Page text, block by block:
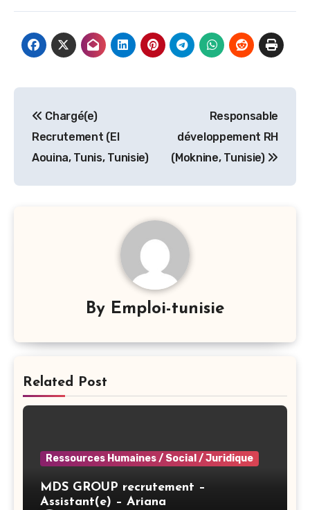
de
l’article
Chargé(e)
Recrutement (El
Aouina, Tunis, Tunisie)
Responsable
développement RH
(Moknine, Tunisie)
By Emploi-tunisie
Related Post
Ressources Humaines / Social / Juridique
MDS GROUP recrutement –
Assistant(e) – Ariana